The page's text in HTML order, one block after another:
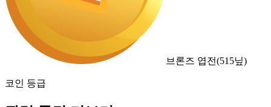
브론즈 엽전(515닢)
코인 등급